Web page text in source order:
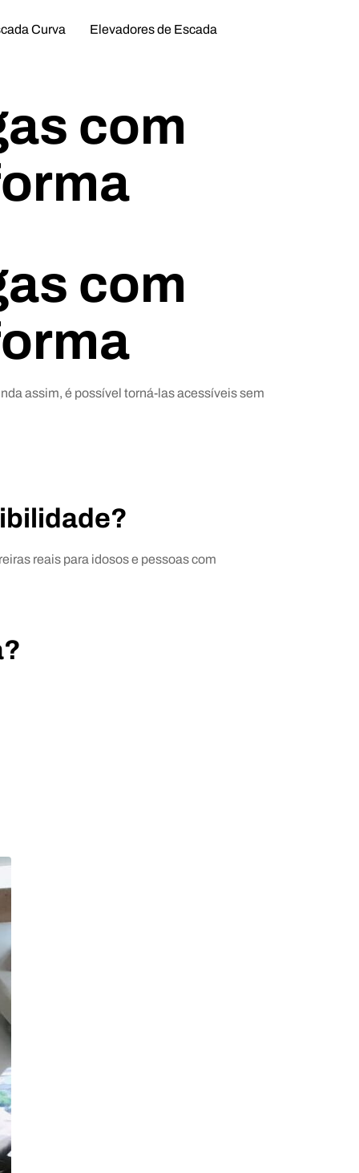
Curva Elevadores de Escada
com
com
assim, é possível torná-las acessíveis sem
reais para idosos e pessoas com